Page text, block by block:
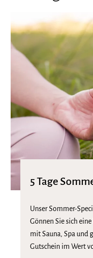
5 Tage
Unser Sommer-
Gönnen Sie sich
mit Sauna, Spa und
Gutschein im Wert